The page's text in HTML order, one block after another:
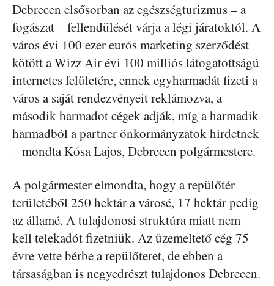
Debrecen elsősorban az egészségturizmus – a
fogászat – fellendülését várja a légi járatoktól. A
város évi 100 ezer eurós marketing szerződést
kötött a Wizz Air évi 100 milliós látogatottságú
internetes felületére, ennek egyharmadát fizeti a
város a saját rendezvényeit reklámozva, a
második harmadot cégek adják, míg a harmadik
harmadból a partner önkormányzatok hirdetnek
– mondta Kósa Lajos, Debrecen polgármestere.
A polgármester elmondta, hogy a repülőtér
területéből 250 hektár a városé, 17 hektár pedig
az államé. A tulajdonosi struktúra miatt nem
kell telekadót fizetniük. Az üzemeltető cég 75
évre vette bérbe a repülőteret, de ebben a
társaságban is negyedrészt tulajdonos Debrecen.